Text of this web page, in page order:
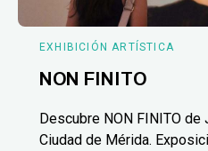
EXHIBICIÓN ARTÍSTICA
NON FINITO
Descubre NON FINITO
Ciudad de Mérida.